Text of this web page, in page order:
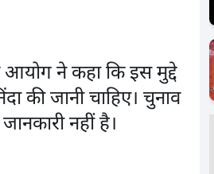
ने कहा कि इस मुद्दे
की जानी चाहिए। चुनाव
नहीं है।